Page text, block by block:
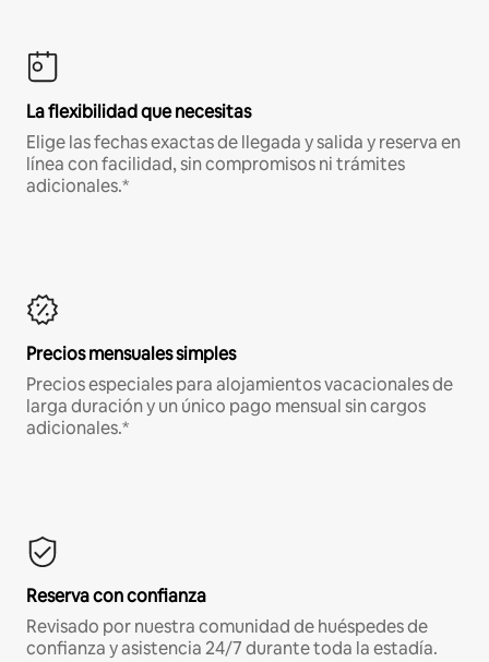
La flexibilidad que necesitas
Elige las fechas exactas de llegada y salida y reserva en
línea con facilidad, sin compromisos ni trámites
adicionales.*
Precios mensuales simples
Precios especiales para alojamientos vacacionales de
larga duración y un único pago mensual sin cargos
adicionales.*
Reserva con confianza
Revisado por nuestra comunidad de huéspedes de
confianza y asistencia 24/7 durante toda la estadía.